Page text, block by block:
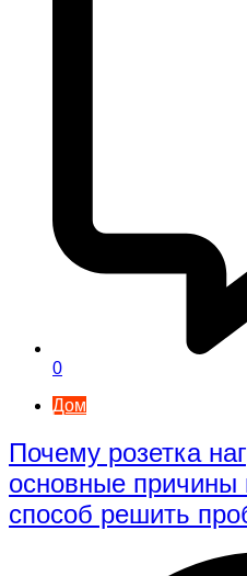
0
Дом
Почему розетка
основные причины
способ решить